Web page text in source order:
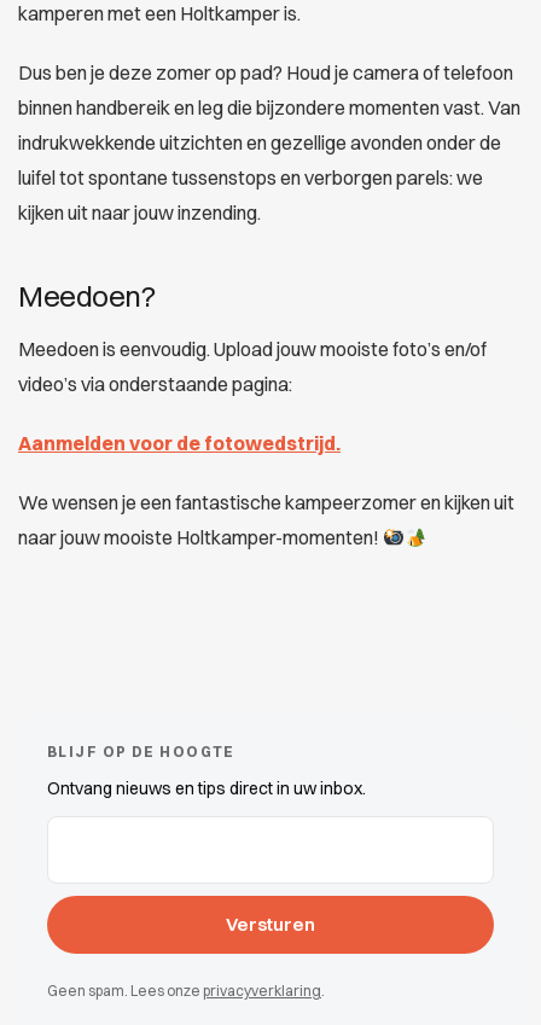
kamperen met een Holtkamper is.
Dus ben je deze zomer op pad? Houd je camera of telefoon
binnen handbereik en leg die bijzondere momenten vast. Van
indrukwekkende uitzichten en gezellige avonden onder de
luifel tot spontane tussenstops en verborgen parels: we
kijken uit naar jouw inzending.
Meedoen?
Meedoen is eenvoudig. Upload jouw mooiste foto’s en/of
video’s via onderstaande pagina:
Aanmelden voor de fotowedstrijd.
We wensen je een fantastische kampeerzomer en kijken uit
naar jouw mooiste Holtkamper-momenten!
BLIJF OP DE HOOGTE
Ontvang nieuws en tips direct in uw inbox.
E-mailadres
Geen spam. Lees onze privacyverklaring.